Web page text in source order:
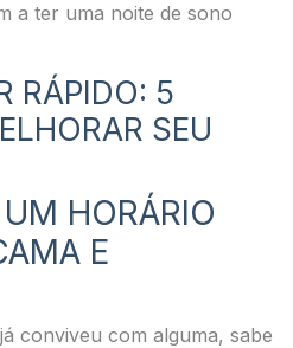
a ter uma noite de sono
RÁPIDO: 5
SEU
HORÁRIO
E
conviveu com alguma, sabe